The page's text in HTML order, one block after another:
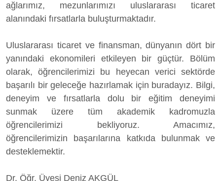
ağlarımız, mezunlarımızı uluslararası ticaret
alanındaki fırsatlarla buluşturmaktadır.
Uluslararası ticaret ve finansman, dünyanın dört bir
yanındaki ekonomileri etkileyen bir güçtür. Bölüm
olarak, öğrencilerimizi bu heyecan verici sektörde
başarılı bir geleceğe hazırlamak için buradayız. Bilgi,
deneyim ve fırsatlarla dolu bir eğitim deneyimi
sunmak üzere tüm akademik kadromuzla
öğrencilerimizi bekliyoruz. Amacımız,
öğrencilerimizin başarılarına katkıda bulunmak ve
desteklemektir.
Dr. Öğr. Üyesi Deniz AKGÜL